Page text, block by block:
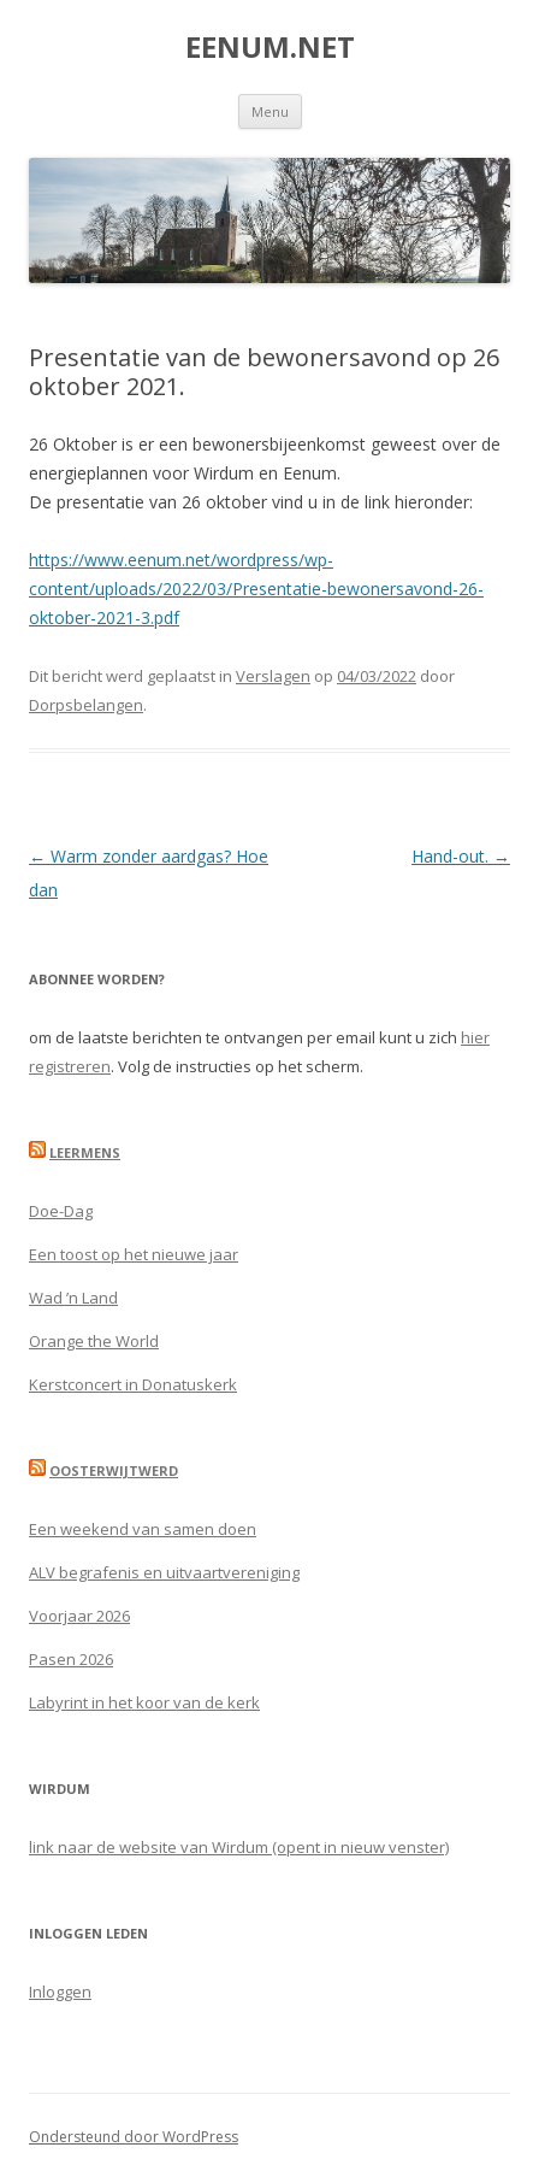
EENUM.NET
Menu Spring
inhoud
Presentatie van de bewonersavond op 26
oktober 2021.
26 Oktober is er een bewonersbijeenkomst geweest over de
energieplannen voor Wirdum en Eenum.
De presentatie van 26 oktober vind u in de link hieronder:
https://www.eenum.net/wordpress/wp-
content/uploads/2022/03/Presentatie-bewonersavond-26-
oktober-2021-3.pdf
Dit bericht werd geplaatst in Verslagen op 04/03/2022 door
Dorpsbelangen.
Berichtnavigatie
← Warm zonder aardgas? Hoe
dan
Hand-out. →
ABONNEE WORDEN?
om de laatste berichten te ontvangen per email kunt u zich hier
registreren. Volg de instructies op het scherm.
LEERMENS
Doe-Dag
Een toost op het nieuwe jaar
Wad ’n Land
Orange the World
Kerstconcert in Donatuskerk
OOSTERWIJTWERD
Een weekend van samen doen
ALV begrafenis en uitvaartvereniging
Voorjaar 2026
Pasen 2026
Labyrint in het koor van de kerk
WIRDUM
link naar de website van Wirdum (opent in nieuw venster)
INLOGGEN LEDEN
Inloggen
Ondersteund door WordPress